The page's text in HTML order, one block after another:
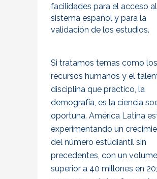
facilidades para el acceso al
sistema español y para la
validación de los estudios.
Si tratamos temas como los
recursos humanos y el
disciplina que practico, la
demografía, es la ciencia
oportuna. América Latina
experimentando un
del número estudiantil sin
precedentes, con un
superior a 40 millones en